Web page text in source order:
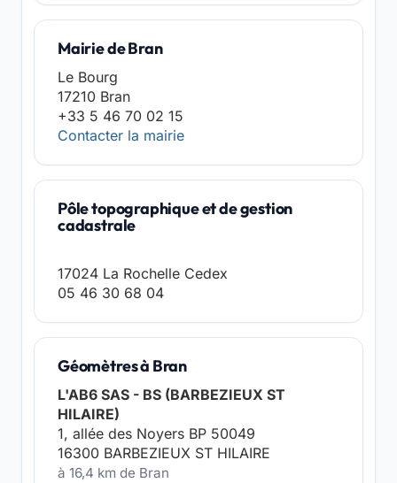
Mairie de Bran
Le Bourg
17210 Bran
+33 5 46 70 02 15
Contacter la mairie
Pôle topographique et de gestion
cadastrale
17024 La Rochelle Cedex
05 46 30 68 04
Géomètres à Bran
L'AB6 SAS - BS (BARBEZIEUX ST
HILAIRE)
1, allée des Noyers BP 50049
16300 BARBEZIEUX ST HILAIRE
à 16,4 km de Bran